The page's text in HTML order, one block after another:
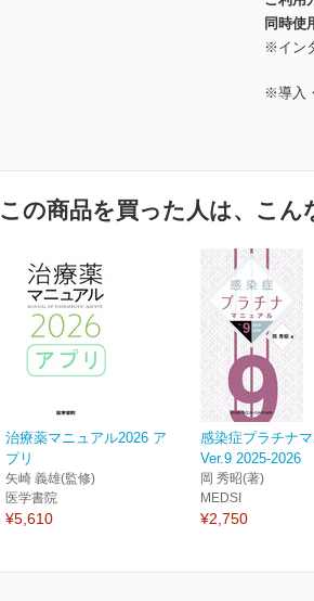
同時使
※イン
※導入
この商品を買った人は、こん
治療薬マニュアル2026 ア
プリ
矢崎 義雄(監修)
医学書院
¥5,610
感染症プラチナ
Ver.9 2025-2026
岡 秀昭(著)
MEDSI
¥2,750